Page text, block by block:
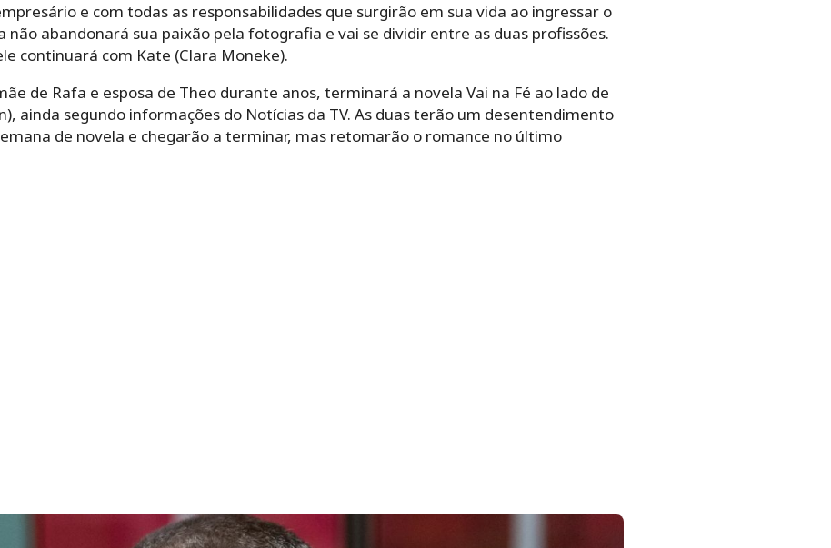
e com todas as responsabilidades que surgirão em sua vida ao ingressar o
não abandonará sua paixão pela fotografia e vai se dividir entre as duas profissões.
continuará com Kate (Clara Moneke).
de Rafa e esposa de Theo durante anos, terminará a novela Vai na Fé ao lado de
ainda segundo informações do Notícias da TV. As duas terão um desentendimento
de novela e chegarão a terminar, mas retomarão o romance no último